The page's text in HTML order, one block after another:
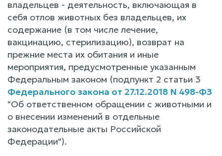
владельцев - деятельность, включающая в
себя отлов животных без владельцев, их
содержание (в том числе лечение,
вакцинацию, стерилизацию), возврат на
прежние места их обитания и иные
мероприятия, предусмотренные указанным
Федеральным законом (подпункт 2 статьи 3
Федерального закона от 27.12.2018 N 498-ФЗ
"Об ответственном обращении с животными и
о внесении изменений в отдельные
законодательные акты Российской
Федерации").